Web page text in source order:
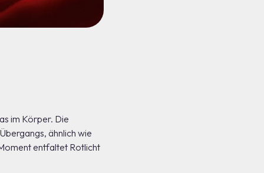
im Körper. Die
ähnlich wie
entfaltet Rotlicht